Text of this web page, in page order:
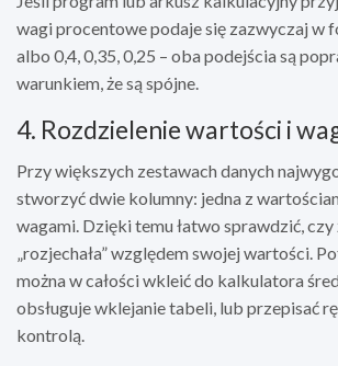
wagi procentowe podaje się zazwyczaj w
albo 0,4, 0,35, 0,25 – oba podejścia są
warunkiem, że są spójne.
4. Rozdzielenie wartości i
Przy większych zestawach danych
stworzyć dwie kolumny: jedna z
wagami. Dzięki temu łatwo sprawdzić, czy
„rozjechała” względem swojej wartości.
można w całości wkleić do kalkulatora
obsługuje wklejanie tabeli, lub przepisać
kontrolą.